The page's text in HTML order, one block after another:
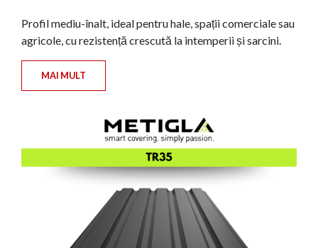
Profil mediu-înalt, ideal pentru hale, spații comerciale sau
agricole, cu rezistență crescută la intemperii și sarcini.
MAI MULT